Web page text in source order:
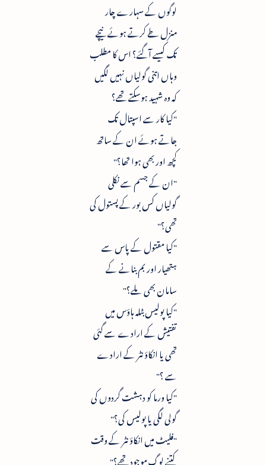
لوگوں کے سہارے چار
منزل طے کرتے ہوئے نیچے
تک کیسے آگئے؟ اس کا مطلب
وہاں اتنی گولیاں نہیں لگیں
کہ وہ شہید ہوسکتے تھے؟
"کیا کار سے اسپتال تک
جاتے ہوئے ان کے ساتھ
کچھ اور بھی ہوا تھا؟"
"ان کے جسم سے نکلی
گولیاں کس بور کے پستول کی
تھی؟"
"کیا مقتول کے پاس سے
ہتھیار اور بم بنانے کے
سامان بھی ملے؟"
"کیا پولیس بٹلہ ہاؤس میں
تفتیش کے ارادے سے گئی
تھی یا انکاؤنٹر کے ارادے
سے ؟"
"کیا ورما کو دہشت گردوں کی
گولی لگی یا پولیس کی؟"
"فلیٹ میں انکاؤنٹر کے وقت
کتنے لوگ موجود تھے؟"